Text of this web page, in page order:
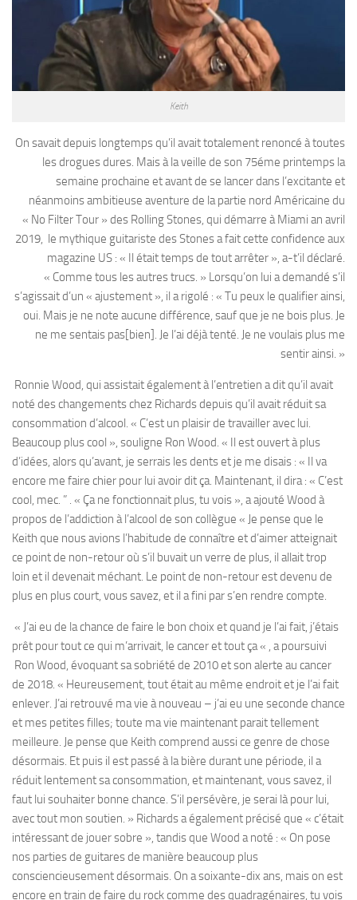
Keith
On savait depuis longtemps qu’il avait totalement renoncé à toutes
les drogues dures. Mais à la veille de son 75éme printemps la
semaine prochaine et avant de se lancer dans l’excitante et
néanmoins ambitieuse aventure de la partie nord Américaine du
« No Filter Tour » des Rolling Stones, qui démarre à Miami an avril
2019, le mythique guitariste des Stones a fait cette confidence aux
magazine US : « Il était temps de tout arrêter », a-t’il déclaré.
« Comme tous les autres trucs. » Lorsqu’on lui a demandé s’il
s’agissait d’un « ajustement », il a rigolé : « Tu peux le qualifier ainsi,
oui. Mais je ne note aucune différence, sauf que je ne bois plus. Je
ne me sentais pas[bien]. Je l’ai déjà tenté. Je ne voulais plus me
sentir ainsi. »
Ronnie Wood, qui assistait également à l’entretien a dit qu’il avait
noté des changements chez Richards depuis qu’il avait réduit sa
consommation d’alcool. « C’est un plaisir de travailler avec lui.
Beaucoup plus cool », souligne Ron Wood. « Il est ouvert à plus
d’idées, alors qu’avant, je serrais les dents et je me disais : « Il va
encore me faire chier pour lui avoir dit ça. Maintenant, il dira : « C’est
cool, mec. ” . « Ça ne fonctionnait plus, tu vois », a ajouté Wood à
propos de l’addiction à l’alcool de son collègue « Je pense que le
Keith que nous avions l’habitude de connaître et d’aimer atteignait
ce point de non-retour où s’il buvait un verre de plus, il allait trop
loin et il devenait méchant. Le point de non-retour est devenu de
plus en plus court, vous savez, et il a fini par s’en rendre compte.
« J’ai eu de la chance de faire le bon choix et quand je l’ai fait, j’étais
prêt pour tout ce qui m’arrivait, le cancer et tout ça « , a poursuivi
Ron Wood, évoquant sa sobriété de 2010 et son alerte au cancer
de 2018. « Heureusement, tout était au même endroit et je l’ai fait
enlever. J’ai retrouvé ma vie à nouveau – j’ai eu une seconde chance
et mes petites filles; toute ma vie maintenant parait tellement
meilleure. Je pense que Keith comprend aussi ce genre de chose
désormais. Et puis il est passé à la bière durant une période, il a
réduit lentement sa consommation, et maintenant, vous savez, il
faut lui souhaiter bonne chance. S’il persévère, je serai là pour lui,
avec tout mon soutien. » Richards a également précisé que « c’était
intéressant de jouer sobre », tandis que Wood a noté : « On pose
nos parties de guitares de manière beaucoup plus
consciencieusement désormais. On a soixante-dix ans, mais on est
encore en train de faire du rock comme des quadragénaires, tu vois